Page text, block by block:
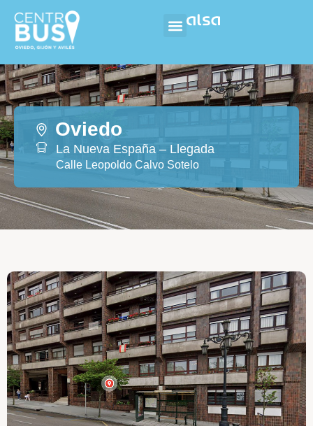
Oviedo
La Nueva España – Llegada
Calle Leopoldo Calvo Sotelo